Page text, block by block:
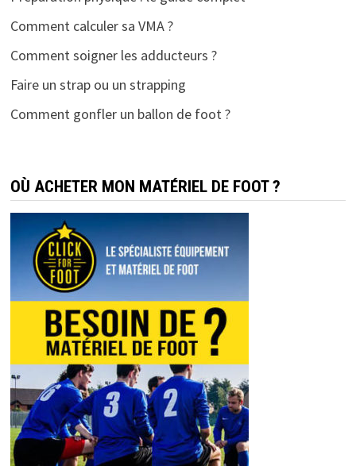
Comment calculer sa VMA ?
Comment soigner les adducteurs ?
Faire un strap ou un strapping
Comment gonfler un ballon de foot ?
OÙ ACHETER MON MATÉRIEL DE FOOT ?